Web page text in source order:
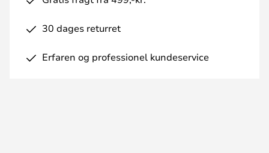
30 dages returret
Erfaren og professionel kundeservice